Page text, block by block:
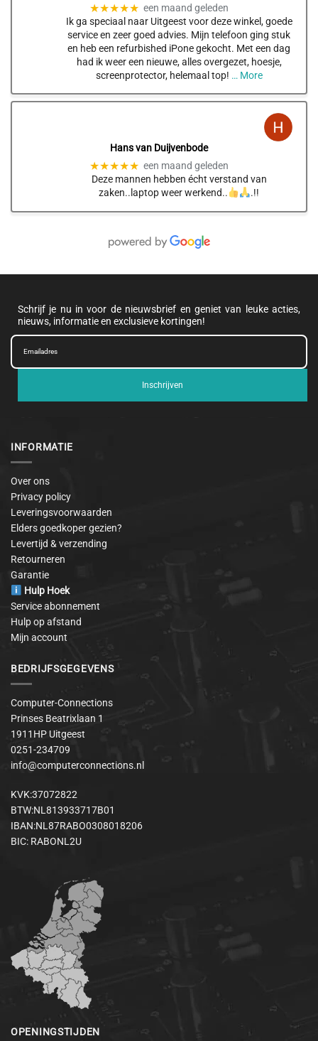
★★★★★ een maand geleden
Ik ga speciaal naar Uitgeest voor deze winkel, goede
service en zeer goed advies. Mijn telefoon ging stuk
en heb een refurbished iPone gekocht. Met een dag
had ik weer een nieuwe, alles overgezet, hoesje,
screenprotector, helemaal top! … More
Hans van Duijvenbode
★★★★★ een maand geleden
Deze mannen hebben écht verstand van
zaken..laptop weer werkend..
.!!
Schrijf je nu in voor de nieuwsbrief en geniet van leuke acties,
nieuws, informatie en exclusieve kortingen!
Inschrijven
INFORMATIE
Over ons
Privacy policy
Leveringsvoorwaarden
Elders goedkoper gezien?
Levertijd & verzending
Retourneren
Garantie
Hulp Hoek
Service abonnement
Hulp op afstand
Mijn account
BEDRIJFSGEGEVENS
Computer-Connections
Prinses Beatrixlaan 1
1911HP Uitgeest
0251-234709
info@computerconnections.nl
KVK:37072822
BTW:NL813933717B01
IBAN:NL87RABO0308018206
BIC: RABONL2U
OPENINGSTIJDEN